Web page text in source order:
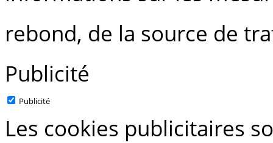
rebond, de la source de
Publicité
Publicité
Les cookies publicitaires